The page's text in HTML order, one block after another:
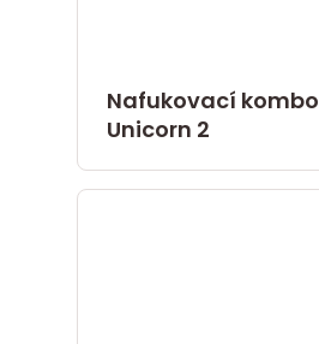
Nafukovací kombo
Unicorn 2